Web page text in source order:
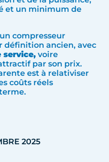
et un minimum de
compresseur
définition ancien, avec
service, voire
par son prix.
est à relativiser
coûts réels
2025